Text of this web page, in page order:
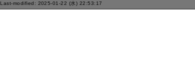
Last-modified: 2025-01-22 (水) 22:53:17